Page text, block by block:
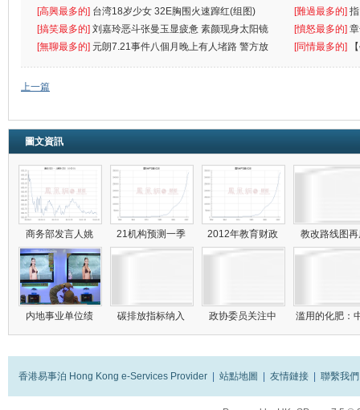
出首位
[高興最多的] 台湾18岁少女 32E胸围火速蹿红(组图) [難過最多的]
罪
[搞笑最多的] 刘嘉玲恶斗张曼玉显疲惫 素颜现身太阳镜
遮
[憤怒最多的]
[無聊最多的] 元朗7.21事件八個月晚上有人堵路 警方放
催
[同情最多的]
敗
上一篇
圖文資訊
商务部发言人姚 21机构预测一季 2012年教育财政 教改路线图
内地事业单位绩 碳排放指标纳入 政协委员关注中 滥用的化肥：
香港易事泊 Hong Kong e-Services Provider 站點地圖 友情鏈接 聯繫我們